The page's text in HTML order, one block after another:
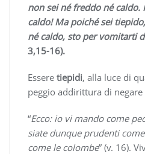
non sei né freddo né
caldo! Ma poiché sei
né caldo, sto per vomitarti
3,15-16).
Essere tiepidi, alla luce di
peggio addirittura di negare
“Ecco: io vi mando come
siate dunque prudenti
come le colombe” (v. 16).